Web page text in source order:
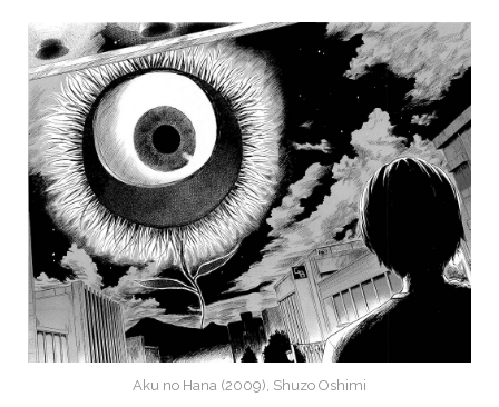
Aku no Hana (2009), Shuzo Oshimi